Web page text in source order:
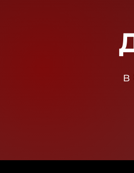
в